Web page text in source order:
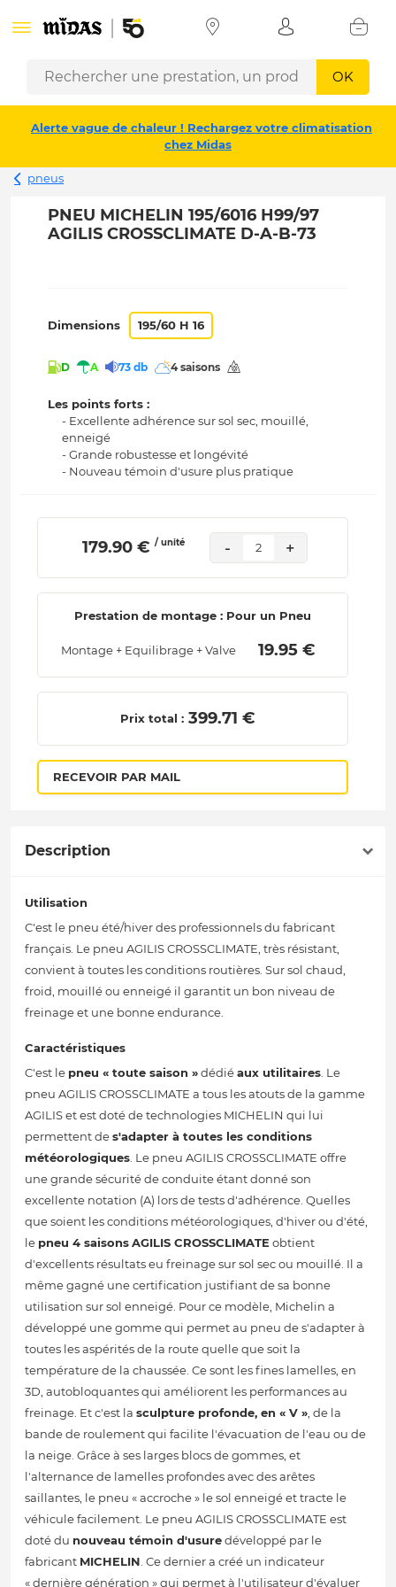
OK
Alerte vague de chaleur ! Rechargez votre climatisation
chez Midas
pneus
PNEU MICHELIN 195/6016 H99/97
AGILIS CROSSCLIMATE D-A-B-73
Dimensions 195/60 H 16
D A 73 db 4 saisons
Les points forts :
- Excellente adhérence sur sol sec, mouillé,
enneigé
- Grande robustesse et longévité
- Nouveau témoin d'usure plus pratique
179.90 € / unité - 2 +
Prestation de montage : Pour un Pneu
Montage + Equilibrage + Valve 19.95 €
Prix total : 399.71 €
RECEVOIR PAR MAIL
Description
Utilisation
C'est le pneu été/hiver des professionnels du fabricant
français. Le pneu AGILIS CROSSCLIMATE, très résistant,
convient à toutes les conditions routières. Sur sol chaud,
froid, mouillé ou enneigé il garantit un bon niveau de
freinage et une bonne endurance.
Caractéristiques
C'est le pneu « toute saison »dédiéaux utilitaires. Le
pneu AGILIS CROSSCLIMATE a tous les atouts de la gamme
AGILIS et est doté de technologies MICHELIN qui lui
permettent des'adapter à toutes les conditions
météorologiques. Le pneu AGILIS CROSSCLIMATE offre
une grande sécurité de conduite étant donné son
excellente notation (A) lors de tests d'adhérence. Quelles
que soient les conditions météorologiques, d'hiver ou d'été,
le pneu 4 saisonsAGILIS CROSSCLIMATEobtient
d'excellents résultats eu freinage sur sol sec ou mouillé. Il a
même gagné une certification justifiant de sa bonne
utilisation sur sol enneigé. Pour ce modèle, Michelin a
développé une gomme qui permet au pneu de s'adapter à
toutes les aspérités de la route quelle que soit la
température de la chaussée. Ce sont les fines lamelles, en
3D, autobloquantes qui améliorent les performances au
freinage. Et c'est la sculpture profonde, en « V », de la
bande de roulement qui facilite l'évacuation de l'eau ou de
la neige. Grâce à ses larges blocs de gommes, et
l'alternance de lamelles profondes avec des arêtes
saillantes, le pneu « accroche » le sol enneigé et tracte le
véhicule facilement. Le pneu AGILIS CROSSCLIMATE est
doté du nouveau témoin d'usuredéveloppé par le
fabricant MICHELIN. Ce dernier a créé un indicateur
« dernière génération » qui permet à l'utilisateur d'évaluer